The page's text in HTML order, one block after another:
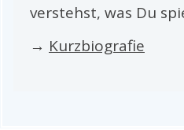
verstehst, was Du
→ Kurzbiografie